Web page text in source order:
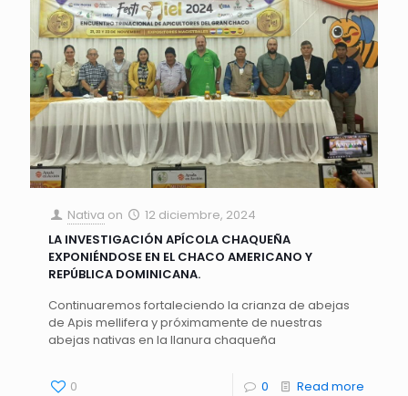
Nativa on
12 diciembre, 2024
LA INVESTIGACIÓN APÍCOLA CHAQUEÑA
EXPONIÉNDOSE EN EL CHACO AMERICANO Y
REPÚBLICA DOMINICANA.
Continuaremos fortaleciendo la crianza de abejas
de Apis mellifera y próximamente de nuestras
abejas nativas en la llanura chaqueña
0 0 Read more